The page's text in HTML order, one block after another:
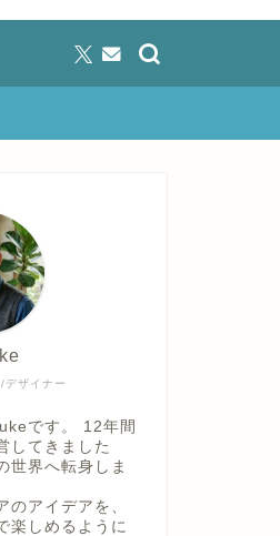
デザイナー
です。 12年間
してきました
世界へ転身しま
のアイデアを、
楽しめるように